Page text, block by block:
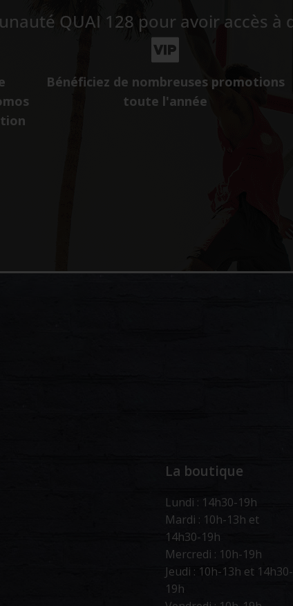
QUAI 128 pour avoir accès à
Bénéficiez de nombreuses promotions
toute l'année
La boutique
Lundi : 14h30-19h
Mardi : 10h-13h et
14h30-19h
Mercredi : 10h-19h
Jeudi : 10h-13h et 14h30-
19h